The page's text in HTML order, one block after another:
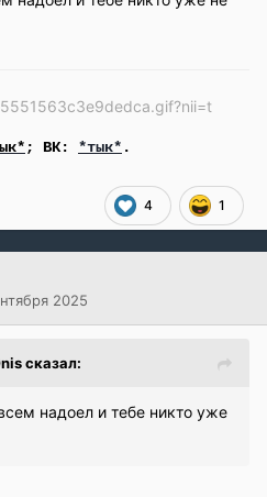
4 1
; ВК: *тык* .
2025
сказал:
надоел и тебе никто уже